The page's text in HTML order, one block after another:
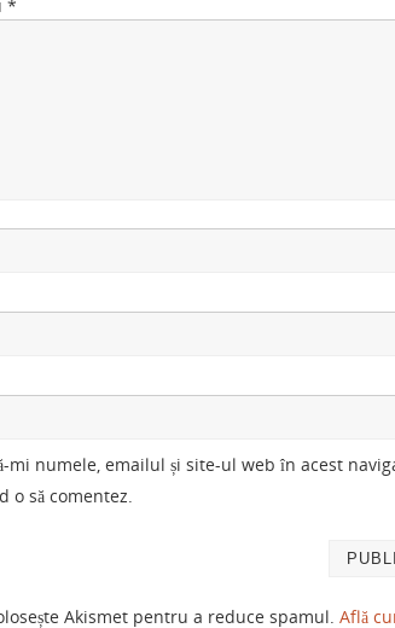
*
mi numele, emailul și site-ul web în acest
o să comentez.
Akismet pentru a reduce spamul. Află